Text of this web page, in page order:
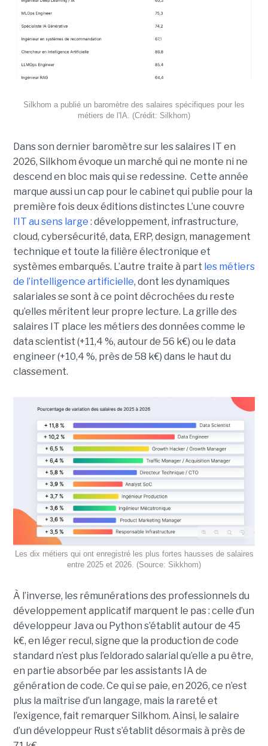
Silkhom a publié un baromètre des salaires spécifiques pour les
métiers de l'IA. (Crédit: Silkhom)
Dans son dernier baromètre sur les salaires IT en
2026, Silkhom évoque un marché qui ne monte ni ne
descend en bloc mais qui se redessine. Cette année
marque aussi un cap pour le cabinet qui publie pour la
première fois deux éditions distinctes L’une couvre
l’IT au sens large : développement, infrastructure,
cloud, cybersécurité, data, ERP, design, management
technique et toute la filière électronique et
systèmes embarqués. L’autre traite à part les métiers
de l’intelligence artificielle, dont les dynamiques
salariales se sont à ce point décrochées du reste
qu’elles méritent leur propre lecture. La grille des
salaires IT place les métiers des données comme le
data scientist (+11,4 %, autour de 56 k€) ou le data
engineer (+10,4 %, près de 58 k€) dans le haut du
classement.
Les dix métiers qui ont enregistré les plus fortes hausses de salaires
entre 2025 et 2026. (Source: Sikkhom)
À l’inverse, les rémunérations des professionnels du
développement applicatif marquent le pas : celle d’un
développeur Java ou Python s’établit autour de 45
k€, en léger recul, signe que la production de code
standard n’est plus l’eldorado salarial qu’elle a pu être,
en partie absorbée par les assistants IA de
génération de code. Ce qui se paie, en 2026, ce n’est
plus la maîtrise d’un langage, mais la rareté et
l’exigence, fait remarquer Silkhom. Ainsi, le salaire
d’un développeur Rust s’établit désormais à près de